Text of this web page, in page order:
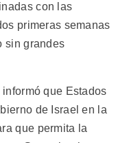
con las
primeras semanas
sin grandes
que Estados
de Israel en la
que permita la